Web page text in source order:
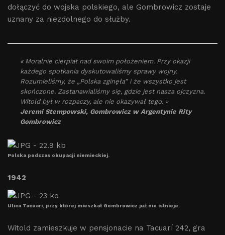
dołączyć do wojska polskiego, ale Gombrowicz zostaje
uznany za niezdolnego do służby.
« Moralnie cierpiał nad swoim położeniem. Przy okazji
każdego spotkania dyskutowaliśmy sprawy wojny.
Rozumieliśmy, że „Polska zginęła” i że wszystko jest
skończone. Zastanawialiśmy się, gdzie jest nasza ojczyzna.
Witold był w rozpaczy, ale nie okazywał tego. »
Jeremi Stempowski, Gombrowicz w Argentynie Rity
Gombrowicz
Polska podczas okupacji niemieckiej.
1942
Ulica Tacuari, przy której mieszkał Gombrowicz już nie istnieje.
Witold zamieszkuje w pensjonacie na Tacuarí 242, gra